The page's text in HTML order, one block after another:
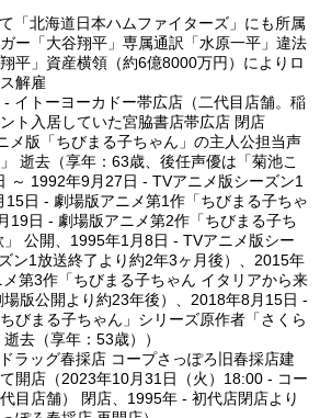
「北海道日本ハムファイターズ」にも所属
ー「大谷翔平」専属通訳「水原一平」違法
平」資産横領（約6億8000万円）によりロ
解雇
イトーヨーカドー帯広店（二代目店舗。稲
ト入居していた宮脇書店帯広店 閉店
メ版「ちびまる子ちゃん」の主人公担当声
逝去（享年：63歳、後任声優は「菊池こ
～ 1992年9月27日 - TVアニメ版シーズン1
日 - 劇場版アニメ第1作「ちびまる子ちゃ
19日 - 劇場版アニメ第2作「ちびまる子ち
公開、1995年1月8日 - TVアニメ版シー
ン1放送終了より約2年3ヶ月後）、2015年
第3作「ちびまる子ちゃん イタリアから来
版公開より約23年後）、2018年8月15日 -
びまる子ちゃん」シリーズ原作者「さくら
去（享年：53歳））
ラッグ春採店 コープさっぽろ旧春採店建
開店（2023年10月31日（火）18:00 - コー
目店舗） 閉店、1995年 - 初代店閉店より